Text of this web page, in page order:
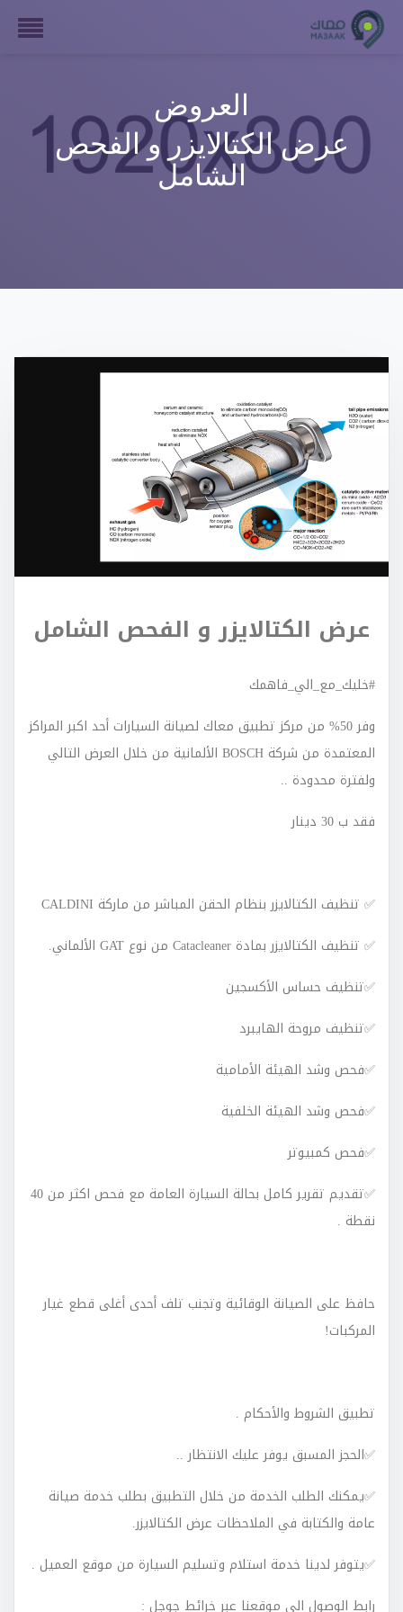
العروض
عرض الكتالايزر و الفحص
الشامل
عرض الكتالايزر و الفحص الشامل
#خليك_مع_الي_فاهمك
وفر50% من مركز تطبيق معاك لصيانة السيارات أحد اكبر المراكز
المعتمدة من شركة الألمانية من خلال العرض التالي
ولفترة محدودة ..
فقد ب دينار
✅ تنظيف الكتالايزر بنظام الحقن المباشر من ماركة
✅ تنظيف الكتالايزر بمادة من نوع الألماني.
✅تنظيف حساس الأكسجين
✅تنظيف مروحة الهايبرد
✅فحص وشد الهيئة الأمامية
✅فحص وشد الهيئة الخلفية
✅فحص كمبيوتر
✅تقديم تقرير كامل بحالة السيارة العامة مع فحص اكثر من
نقطة .
حافظ على الصيانة الوقائية وتجنب تلف أحدى أغلى قطع غيار
المركبات!
تطبيق الشروط والأحكام .
✅الحجز المسبق يوفر عليك الانتظار..
✅يمكنك الطلب الخدمة من خلال التطبيق بطلب خدمة صيانة
عامة والكتابة في الملاحظات عرض الكتالايزر.
✅يتوفر لدينا خدمة استلام وتسليم السيارة من موقع العميل .
رابط الوصول الى موقعنا عبر خرائط جوجل :